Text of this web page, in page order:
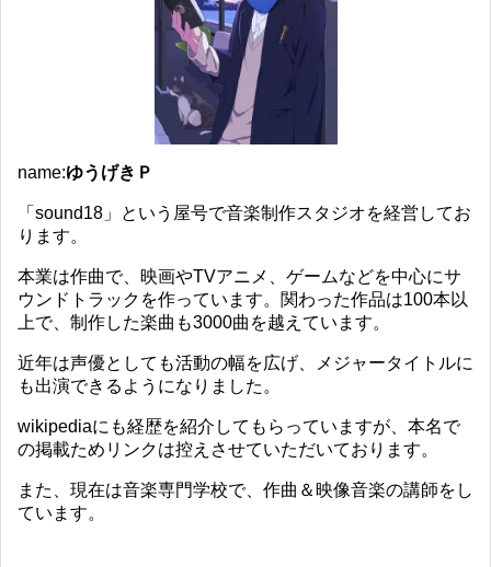
name:ゆうげきＰ
「sound18」という屋号で音楽制作スタジオを経営してお
ります。
本業は作曲で、映画やTVアニメ、ゲームなどを中心にサ
ウンドトラックを作っています。関わった作品は100本以
上で、制作した楽曲も3000曲を越えています。
近年は声優としても活動の幅を広げ、メジャータイトルに
も出演できるようになりました。
wikipediaにも経歴を紹介してもらっていますが、本名で
の掲載ためリンクは控えさせていただいております。
また、現在は音楽専門学校で、作曲＆映像音楽の講師をし
ています。